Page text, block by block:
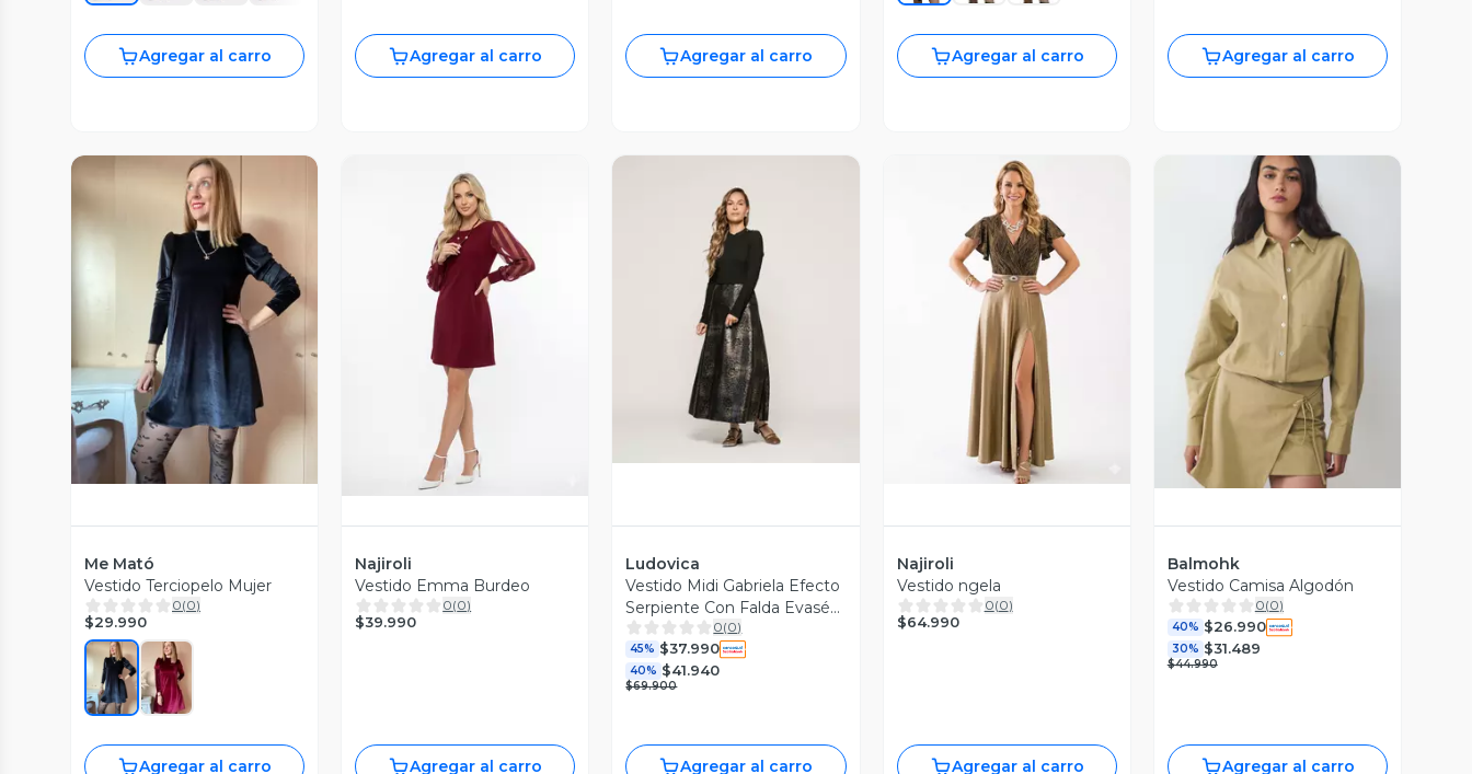
Agregar al carro Agregar al carro Agregar al carro Agregar al carro Agregar al carro
Vista Previa
Me Mató
Vestido Terciopelo Mujer
0(0)
$29.990
Agregar al carro
Vista Previa
Najiroli
Vestido Emma Burdeo
0(0)
$39.990
Agregar al carro
Vista Previa
Ludovica
Vestido Midi Gabriela Efecto
Serpiente Con Falda Evasé
Ludovica
0(0)
45% $37.990
40% $41.940
$69.900
Agregar al carro
Vista Previa
Najiroli
Vestido ngela
0(0)
$64.990
Agregar al carro
Vista Previa
Balmohk
Vestido Camisa Algodón
0(0)
40% $26.990
30% $31.489
$44.990
Agregar al carro